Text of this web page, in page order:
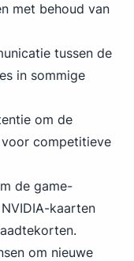
met behoud van
tussen de
in sommige
om de
competitieve
de game-
kaarten
om nieuwe